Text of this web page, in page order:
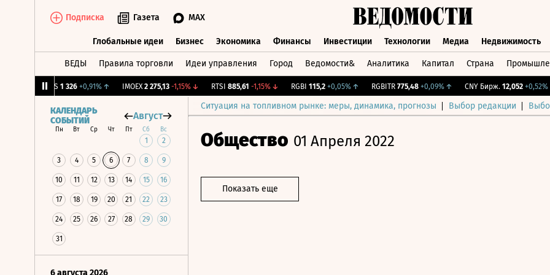
Подписка Газета MAX
Глобальные идеи Бизнес Экономика Финансы Инвестиции Технологии Медиа Недвижимость
ВЕДЫ Правила торговли Идеи управления Город Ведомости& Аналитика Капитал Страна
1 326 +0,91%↑ IMOEX 2 275,13 -1,15%↓ RTSI 885,61 -1,15%↓ RGBI 115,2 +0,05%↑ RGBITR 775,48 +0,09%↑ CNY Бирж. 12,052 +0,52%↑
Ситуация на топливном рынке: меры, динамика, прогнозы Выбор редакции
КАЛЕНДАРЬ
СОБЫТИЙ
Август
Пн Вт Ср Чт Пт Сб Вс
1 2
3 4 5 6 7 8 9
10 11 12 13 14 15 16
17 18 19 20 21 22 23
24 25 26 27 28 29 30
31
6 августа 2026
Общество 01 Апреля 2022
Показать еще